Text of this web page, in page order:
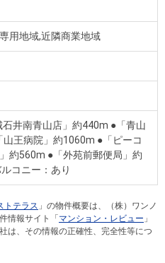
用地域,近隣商業地域
井南青山店」約440m ●「青山
王病院」約1060m ●「ピーコ
約560m ●「外苑前郵便局」約
コニー：あり
トテラス 」の物件概要は、（株）ワンノ
情報サイト「 マンション・レビュー 」
は、その情報の正確性、完全性等につ